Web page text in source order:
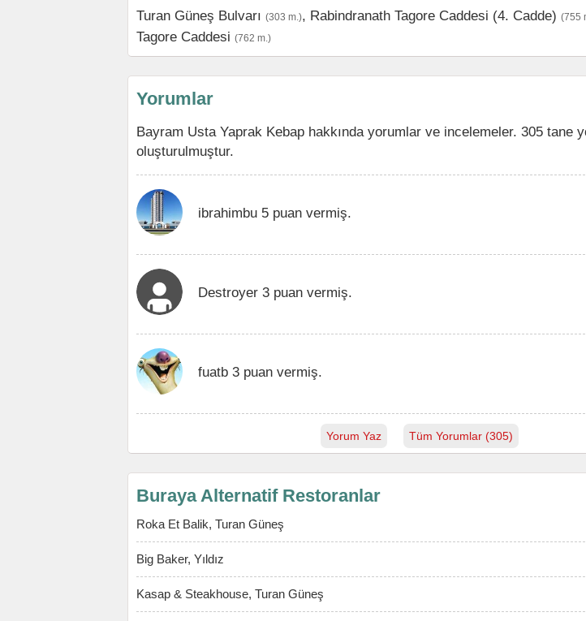
Turan Güneş Bulvarı (303 m.), Rabindranath Tagore Caddesi (4. Cadde) (755
Tagore Caddesi (762 m.)
Yorumlar
Bayram Usta Yaprak Kebap hakkında yorumlar ve incelemeler. 305 tane
oluşturulmuştur.
ibrahimbu 5 puan vermiş.
Destroyer 3 puan vermiş.
fuatb 3 puan vermiş.
Yorum Yaz Tüm Yorumlar (305)
Buraya Alternatif Restoranlar
Roka Et Balik, Turan Güneş
Big Baker, Yıldız
Kasap & Steakhouse, Turan Güneş